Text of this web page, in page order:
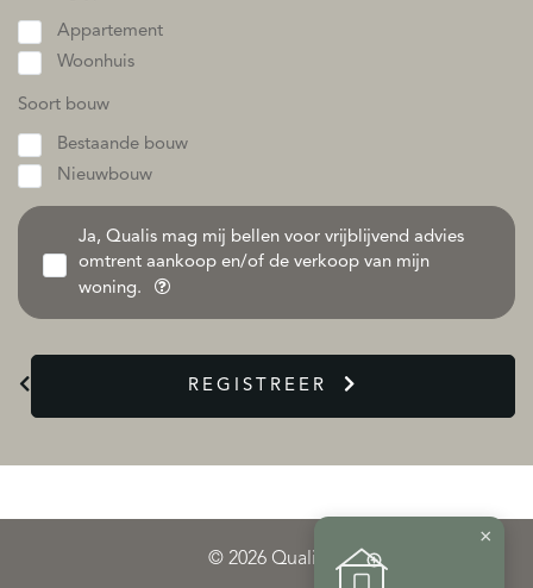
Appartement
Woonhuis
Soort bouw
Bestaande bouw
Nieuwbouw
Ja, Qualis mag mij bellen voor vrijblijvend advies
omtrent aankoop en/of de verkoop van mijn
woning.
REGISTREER
© 2026 Qualis
×